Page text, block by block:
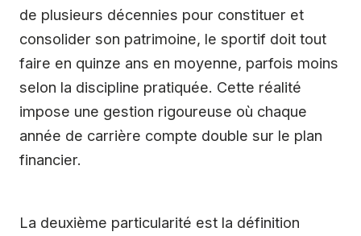
de plusieurs décennies pour constituer et
consolider son patrimoine, le sportif doit tout
faire en quinze ans en moyenne, parfois moins
selon la discipline pratiquée. Cette réalité
impose une gestion rigoureuse où chaque
année de carrière compte double sur le plan
financier.
La deuxième particularité est la définition